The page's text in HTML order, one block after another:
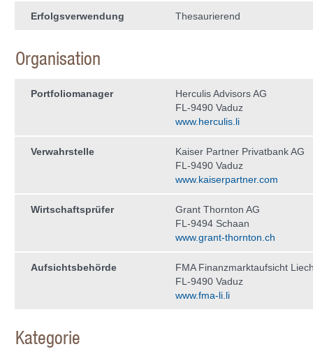
Erfolgsverwendung Thesaurierend
Organisation
Portfoliomanager
Herculis Advisors AG
FL-9490 Vaduz
www.herculis.li
Verwahrstelle
Kaiser Partner Privatbank AG
FL-9490 Vaduz
www.kaiserpartner.com
Wirtschaftsprüfer
Grant Thornton AG
FL-9494 Schaan
www.grant-thornton.ch
Aufsichtsbehörde
FMA Finanzmarktaufsicht
FL-9490 Vaduz
www.fma-li.li
Kategorie